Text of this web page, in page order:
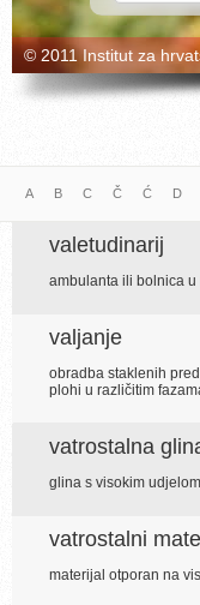
© 2011 Institut za
A B C Č Ć D
valetudinarij
ambulanta ili bolnica
valjanje
obradba staklenih
plohi u različitim
vatrostalna
glina s visokim
vatrostalni
materijal otporan na